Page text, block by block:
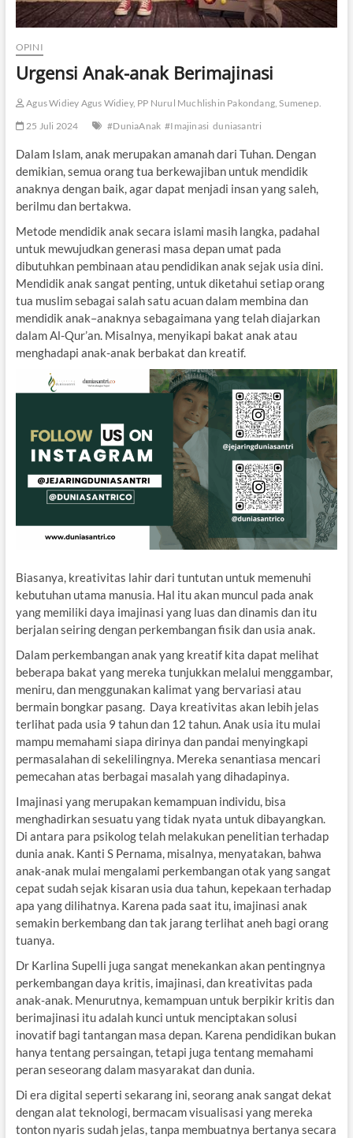
OPINI
Urgensi Anak-anak Berimajinasi
Agus Widiey Agus Widiey, PP Nurul Muchlishin Pakondang, Sumenep.
25 Juli 2024
#DuniaAnak #Imajinasi duniasantri
Dalam Islam, anak merupakan amanah dari Tuhan. Dengan
demikian, semua orang tua berkewajiban untuk mendidik
anaknya dengan baik, agar dapat menjadi insan yang saleh,
berilmu dan bertakwa.
Metode mendidik anak secara islami masih langka, padahal
untuk mewujudkan generasi masa depan umat pada
dibutuhkan pembinaan atau pendidikan anak sejak usia dini.
Mendidik anak sangat penting, untuk diketahui setiap orang
tua muslim sebagai salah satu acuan dalam membina dan
mendidik anak–anaknya sebagaimana yang telah diajarkan
dalam Al-Qur’an. Misalnya, menyikapi bakat anak atau
menghadapi anak-anak berbakat dan kreatif.
Biasanya, kreativitas lahir dari tuntutan untuk memenuhi
kebutuhan utama manusia. Hal itu akan muncul pada anak
yang memiliki daya imajinasi yang luas dan dinamis dan itu
berjalan seiring dengan perkembangan fisik dan usia anak.
Dalam perkembangan anak yang kreatif kita dapat melihat
beberapa bakat yang mereka tunjukkan melalui menggambar,
meniru, dan menggunakan kalimat yang bervariasi atau
bermain bongkar pasang. Daya kreativitas akan lebih jelas
terlihat pada usia 9 tahun dan 12 tahun. Anak usia itu mulai
mampu memahami siapa dirinya dan pandai menyingkapi
permasalahan di sekelilingnya. Mereka senantiasa mencari
pemecahan atas berbagai masalah yang dihadapinya.
Imajinasi yang merupakan kemampuan individu, bisa
menghadirkan sesuatu yang tidak nyata untuk dibayangkan.
Di antara para psikolog telah melakukan penelitian terhadap
dunia anak. Kanti S Pernama, misalnya, menyatakan, bahwa
anak-anak mulai mengalami perkembangan otak yang sangat
cepat sudah sejak kisaran usia dua tahun, kepekaan terhadap
apa yang dilihatnya. Karena pada saat itu, imajinasi anak
semakin berkembang dan tak jarang terlihat aneh bagi orang
tuanya.
Dr Karlina Supelli juga sangat menekankan akan pentingnya
perkembangan daya kritis, imajinasi, dan kreativitas pada
anak-anak. Menurutnya, kemampuan untuk berpikir kritis dan
berimajinasi itu adalah kunci untuk menciptakan solusi
inovatif bagi tantangan masa depan. Karena pendidikan bukan
hanya tentang persaingan, tetapi juga tentang memahami
peran seseorang dalam masyarakat dan dunia.
Di era digital seperti sekarang ini, seorang anak sangat dekat
dengan alat teknologi, bermacam visualisasi yang mereka
tonton nyaris sudah jelas, tanpa membuatnya bertanya secara